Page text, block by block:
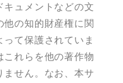
キュメントなどの文
他の知的財産権に関
て保護されていま
これらを他の著作物
ません。なお、本サ